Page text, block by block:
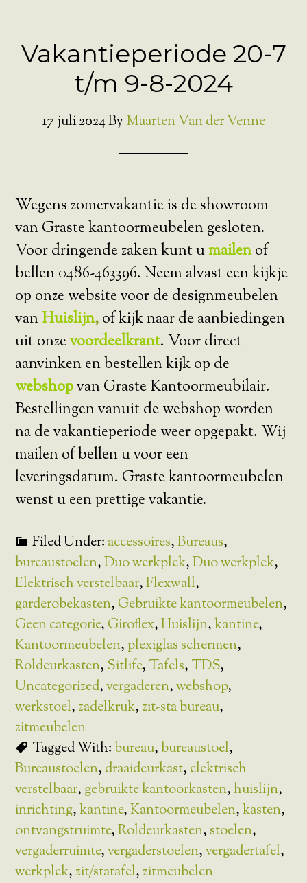
Vakantieperiode 20-7
t/m 9-8-2024
17 juli 2024By Maarten Van der Venne
Wegens zomervakantie is de showroom
van Graste kantoormeubelen gesloten.
Voor dringende zaken kunt umailenof
bellen 0486-463396. Neem alvast een kijkje
op onze website voor de designmeubelen
vanHuislijn,of kijk naar de aanbiedingen
uit onzevoordeelkrant. Voor direct
aanvinken en bestellen kijk op de
webshopvan Graste Kantoormeubilair.
Bestellingen vanuit de webshop worden
na de vakantieperiode weer opgepakt. Wij
mailen of bellen u voor een
leveringsdatum. Graste kantoormeubelen
wenst u een prettige vakantie.
Filed Under: accessoires,Bureaus,
bureaustoelen,Duo werkplek,Duo werkplek,
Elektrisch verstelbaar,Flexwall,
garderobekasten, Gebruikte kantoormeubelen,
Geen categorie, Giroflex,Huislijn,kantine,
Kantoormeubelen, plexiglas schermen,
Roldeurkasten, Sitlife, Tafels, TDS,
Uncategorized,vergaderen,webshop,
werkstoel, zadelkruk, zit-sta bureau,
zitmeubelen
Tagged With:bureau,bureaustoel,
Bureaustoelen, draaideurkast, elektrisch
verstelbaar, gebruikte kantoorkasten,huislijn,
inrichting,kantine,Kantoormeubelen,kasten,
ontvangstruimte,Roldeurkasten, stoelen,
vergaderruimte,vergaderstoelen,vergadertafel,
werkplek, zit/statafel, zitmeubelen